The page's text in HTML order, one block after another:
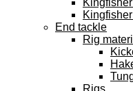
End tackle
Rig
Rigs